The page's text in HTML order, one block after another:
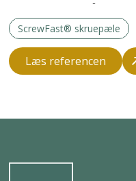
10 stk. skråpæle
vandrette laster,
KN på tværs af
på langs.
ScrewFast® skruepæle
Læs referencen